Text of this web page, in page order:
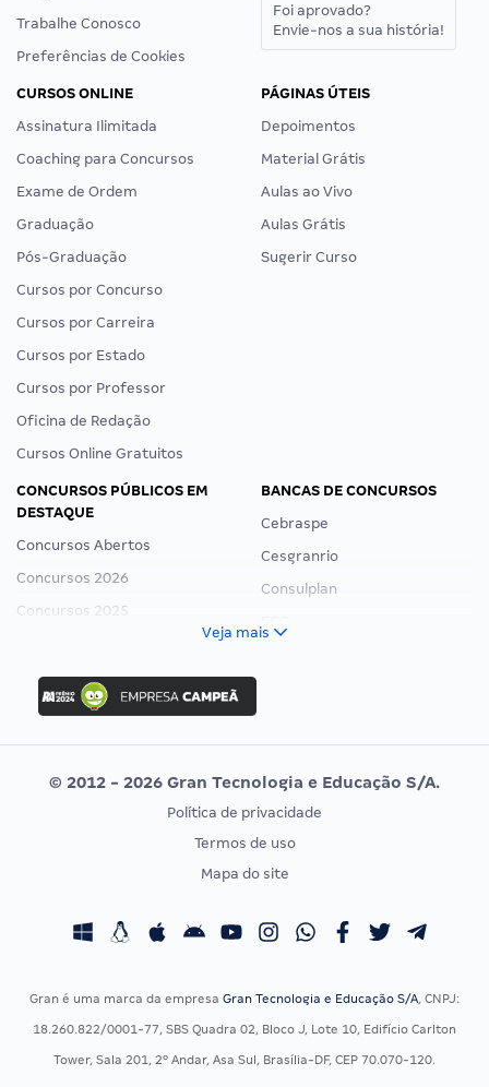
Trabalhe Conosco
Preferências de Cookies
Foi aprovado?
Envie-nos a sua história!
CURSOS ONLINE
Assinatura Ilimitada
Coaching para Concursos
Exame de Ordem
Graduação
Pós-Graduação
Cursos por Concurso
Cursos por Carreira
Cursos por Estado
Cursos por Professor
Oficina de Redação
Cursos Online Gratuitos
PÁGINAS ÚTEIS
Depoimentos
Material Grátis
Aulas ao Vivo
Aulas Grátis
Sugerir Curso
CONCURSOS PÚBLICOS EM
DESTAQUE
Concursos Abertos
Concursos 2026
Concursos 2025
Concurso Ibama
Concurso MPU
Editais publicados
BANCAS DE CONCURSOS
Cebraspe
Cesgranrio
Consulplan
Vunesp
CONCURSOS POR PROFISSÃO
Concursos Fiscais
EXAME DE ORDEM
Calendário OAB
Veja mais
© 2012 - 2026 Gran Tecnologia e Educação S/A.
Política de privacidade
Termos de uso
Mapa do site
Gran é uma marca da empresa Gran Tecnologia e Educação S/A, CNPJ:
18.260.822/0001-77, SBS Quadra 02, Bloco J, Lote 10, Edifício Carlton
Tower, Sala 201, 2º Andar, Asa Sul, Brasília-DF, CEP 70.070-120.